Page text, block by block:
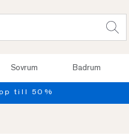
Sovrum Badrum
Provsov upp till 100